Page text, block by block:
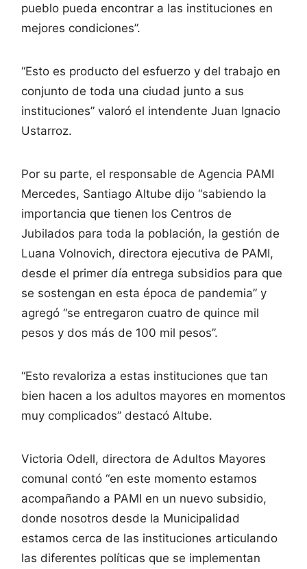
pueblo pueda encontrar a las instituciones en
mejores condiciones”.
“Esto es producto del esfuerzo y del trabajo en
conjunto de toda una ciudad junto a sus
instituciones” valoró el intendente Juan Ignacio
Ustarroz.
Por su parte, el responsable de Agencia PAMI
Mercedes, Santiago Altube dijo “sabiendo la
importancia que tienen los Centros de
Jubilados para toda la población, la gestión de
Luana Volnovich, directora ejecutiva de PAMI,
desde el primer día entrega subsidios para que
se sostengan en esta época de pandemia” y
agregó “se entregaron cuatro de quince mil
pesos y dos más de 100 mil pesos”.
“Esto revaloriza a estas instituciones que tan
bien hacen a los adultos mayores en momentos
muy complicados” destacó Altube.
Victoria Odell, directora de Adultos Mayores
comunal contó “en este momento estamos
acompañando a PAMI en un nuevo subsidio,
donde nosotros desde la Municipalidad
estamos cerca de las instituciones articulando
las diferentes políticas que se implementan